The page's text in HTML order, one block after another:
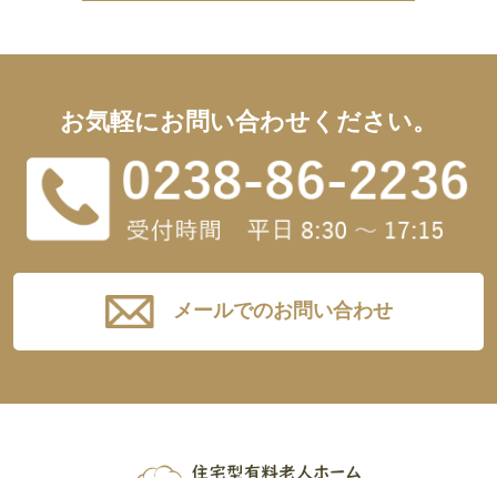
お気軽にお問い合わせください。
メールでのお問い合わせ